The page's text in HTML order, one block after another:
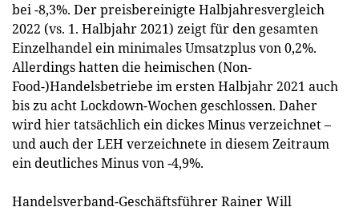
bei -8,3%. Der preisbereinigte Halbjahresvergleich
2022 (vs. 1. Halbjahr 2021) zeigt für den gesamten
Einzelhandel ein minimales Umsatzplus von 0,2%.
Allerdings hatten die heimischen (Non-
Food-)Handelsbetriebe im ersten Halbjahr 2021 auch
bis zu acht Lockdown-Wochen geschlossen. Daher
wird hier tatsächlich ein dickes Minus verzeichnet –
und auch der LEH verzeichnete in diesem Zeitraum
ein deutliches Minus von -4,9%.
Handelsverband-Geschäftsführer Rainer Will